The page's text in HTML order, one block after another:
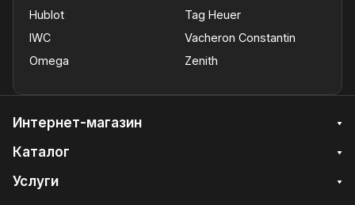
Hublot
IWC
Omega
Tag Heuer
Vacheron Constantin
Zenith
Интернет-магазин
Каталог
Услуги